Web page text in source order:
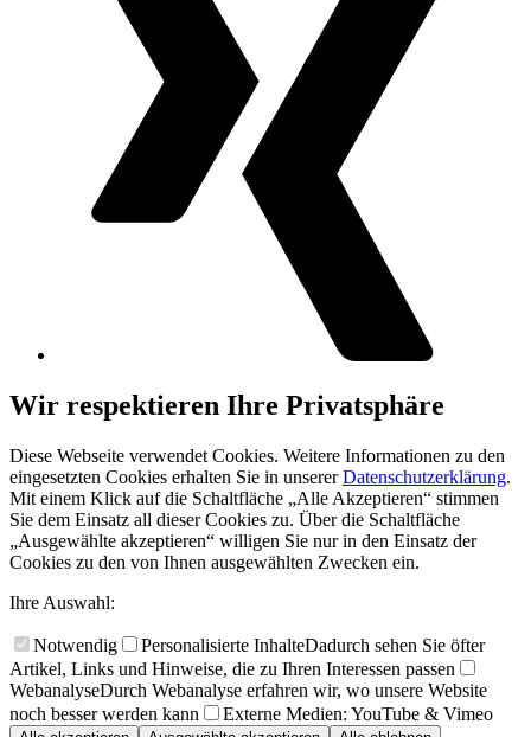
Wir respektieren Ihre Privatsphäre
Diese Webseite verwendet Cookies. Weitere Informationen zu den
eingesetzten Cookies erhalten Sie in unsererDatenschutzerklärung.
Mit einem Klick auf die Schaltfläche „Alle Akzeptieren“ stimmen
Sie dem Einsatz all dieser Cookies zu. Über die Schaltfläche
„Ausgewählte akzeptieren“ willigen Sie nur in den Einsatz der
Cookies zu den von Ihnen ausgewählten Zwecken ein.
Ihre Auswahl:
Notwendig Personalisierte InhalteDadurch sehen Sie öfter
Artikel, Links und Hinweise, die zu Ihren Interessen passen
WebanalyseDurch Webanalyse erfahren wir, wo unsere Website
noch besser werden kann
Externe Medien: YouTube & Vimeo